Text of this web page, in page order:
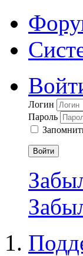
Логин
Пароль
Войти